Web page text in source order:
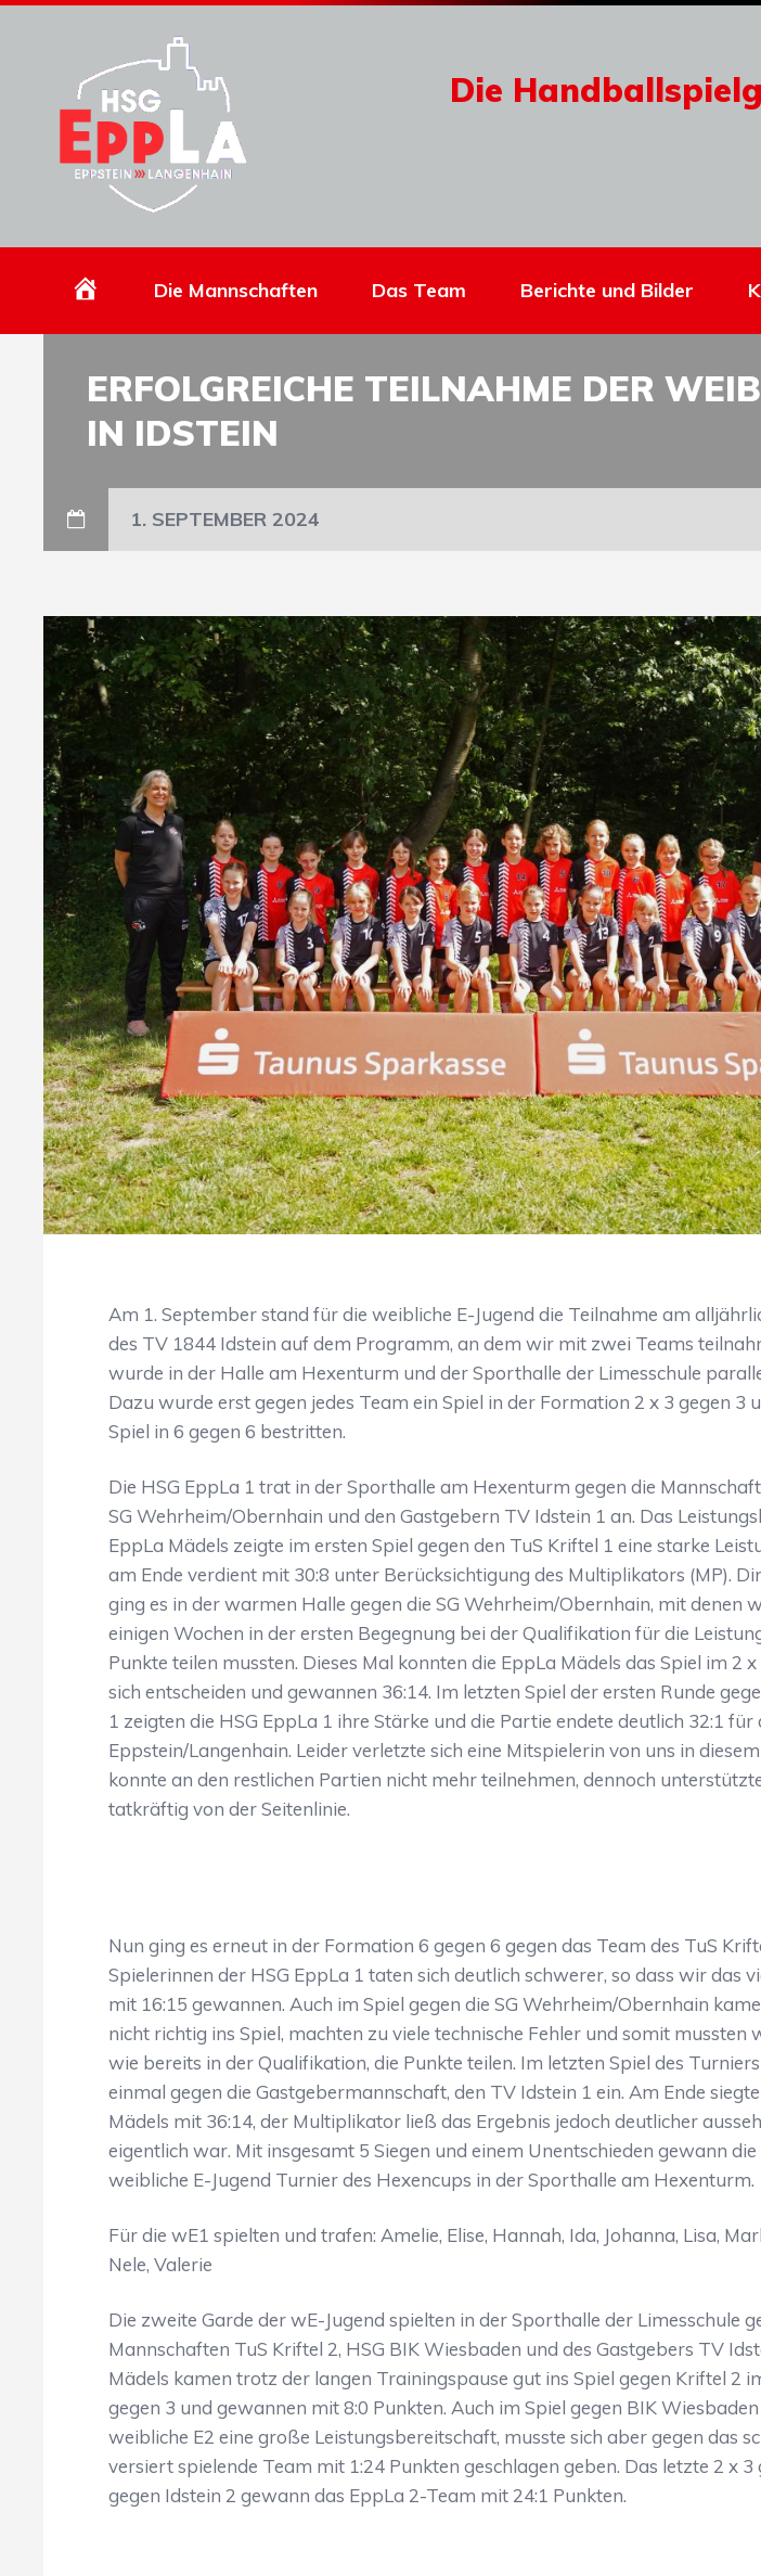
Die
HomepageDie Mannschaften Das Team Berichte und Bilder
ERFOLGREICHE TEILNAHME DER
IN IDSTEIN
1. SEPTEMBER 2024
Am 1. September stand für die weibliche E-Jugend die Teilnahme am
des TV 1844 Idstein auf dem Programm, an dem wir mit zwei Teams
wurde in der Halle am Hexenturm und der Sporthalle der Limesschule
Dazu wurde erst gegen jedes Team ein Spiel in der Formation 2 x 3 gegen 3
Spiel in 6 gegen 6 bestritten.
Die HSG EppLa 1 trat in der Sporthalle am Hexenturm gegen die
SG Wehrheim/Obernhain und den Gastgebern TV Idstein 1 an. Das
EppLa Mädels zeigte im ersten Spiel gegen den TuS Kriftel 1 eine starke
am Ende verdient mit 30:8 unter Berücksichtigung des Multiplikators (MP).
ging es in der warmen Halle gegen die SG Wehrheim/Obernhain, mit denen
einigen Wochen in der ersten Begegnung bei der Qualifikation für die
Punkte teilen mussten. Dieses Mal konnten die EppLa Mädels das Spiel im 2
sich entscheiden und gewannen 36:14. Im letzten Spiel der ersten Runde
1 zeigten die HSG EppLa 1 ihre Stärke und die Partie endete deutlich 32:1 für
Eppstein/Langenhain. Leider verletzte sich eine Mitspielerin von uns in
konnte an den restlichen Partien nicht mehr teilnehmen, dennoch
tatkräftig von der Seitenlinie.
Nun ging es erneut in der Formation 6 gegen 6 gegen das Team des TuS
Spielerinnen der HSG EppLa 1 taten sich deutlich schwerer, so dass wir das
mit 16:15 gewannen. Auch im Spiel gegen die SG Wehrheim/Obernhain
nicht richtig ins Spiel, machten zu viele technische Fehler und somit mussten
wie bereits in der Qualifikation, die Punkte teilen. Im letzten Spiel des
einmal gegen die Gastgebermannschaft, den TV Idstein 1 ein. Am Ende
Mädels mit 36:14, der Multiplikator ließ das Ergebnis jedoch deutlicher
eigentlich war. Mit insgesamt 5 Siegen und einem Unentschieden gewann die
weibliche E-Jugend Turnier des Hexencups in der Sporthalle am Hexenturm.
Für die wE1 spielten und trafen: Amelie, Elise, Hannah, Ida, Johanna, Lisa,
Nele, Valerie
Die zweite Garde der wE-Jugend spielten in der Sporthalle der Limesschule
Mannschaften TuS Kriftel 2, HSG BIK Wiesbaden und des Gastgebers TV
Mädels kamen trotz der langen Trainingspause gut ins Spiel gegen Kriftel 2
gegen 3 und gewannen mit 8:0 Punkten. Auch im Spiel gegen BIK
weibliche E2 eine große Leistungsbereitschaft, musste sich aber gegen das
versiert spielende Team mit 1:24 Punkten geschlagen geben. Das letzte 2 x 3
gegen Idstein 2 gewann das EppLa 2-Team mit 24:1 Punkten.